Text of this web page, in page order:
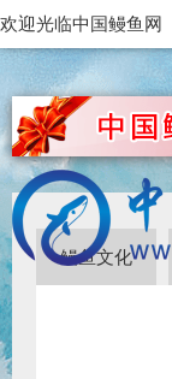
欢迎光临中国鳗鱼网
鳗鱼文化